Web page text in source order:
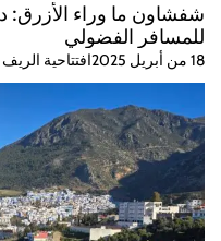
شفشاون ما وراء
للمسافر الفضولي
18 من أبريل 2025 افتتاحية